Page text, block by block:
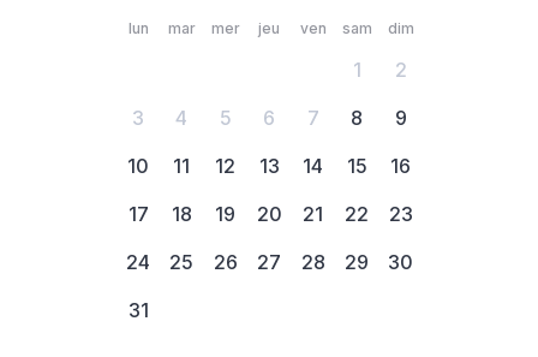
lun mar mer jeu ven sam dim
1
2
3
4 5 6 7 8
9
10
11 12 13 14 15
16
17
18 19 20 21 22
23
24
25 26 27 28 29
30
31